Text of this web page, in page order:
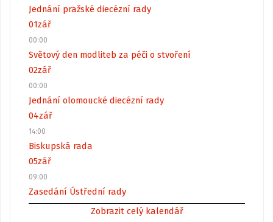
Jednání pražské diecézní rady
01zář
00:00
Světový den modliteb za péči o stvoření
02zář
00:00
Jednání olomoucké diecézní rady
04zář
14:00
Biskupská rada
05zář
09:00
Zasedání Ústřední rady
Zobrazit celý kalendář